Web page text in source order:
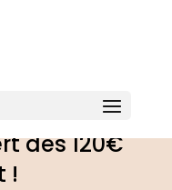
dès 120€
!